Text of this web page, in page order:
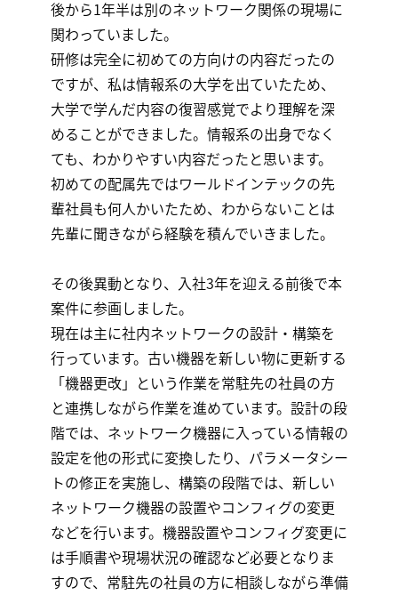
後から1年半は別のネットワーク関係の現場に
関わっていました。
研修は完全に初めての方向けの内容だったの
ですが、私は情報系の大学を出ていたため、
大学で学んだ内容の復習感覚でより理解を深
めることができました。情報系の出身でなく
ても、わかりやすい内容だったと思います。
初めての配属先ではワールドインテックの先
輩社員も何人かいたため、わからないことは
先輩に聞きながら経験を積んでいきました。
その後異動となり、入社3年を迎える前後で本
案件に参画しました。
現在は主に社内ネットワークの設計・構築を
行っています。古い機器を新しい物に更新する
「機器更改」という作業を常駐先の社員の方
と連携しながら作業を進めています。設計の段
階では、ネットワーク機器に入っている情報の
設定を他の形式に変換したり、パラメータシー
トの修正を実施し、構築の段階では、新しい
ネットワーク機器の設置やコンフィグの変更
などを行います。機器設置やコンフィグ変更に
は手順書や現場状況の確認など必要となりま
すので、常駐先の社員の方に相談しながら準備